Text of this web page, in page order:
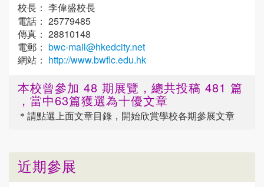
校長： 李偉盛校長
電話： 25779485
傳真： 28810148
電郵： bwc-mail@hkedcity.net
網站： http://www.bwflc.edu.hk
本校曾參加 48 期展覽，總共投稿 481 篇
，當中63篇獲選為十優文章
＊請點選上面文章目錄，開始欣賞學校各期參展文章
近期參展